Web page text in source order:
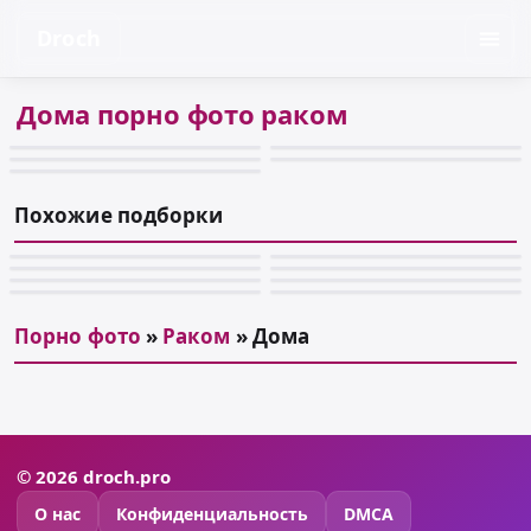
Дома порно фото раком
Похожие подборки
Порно фото » Раком » Дома
© 2026 droch.pro
О нас Конфиденциальность DMCA